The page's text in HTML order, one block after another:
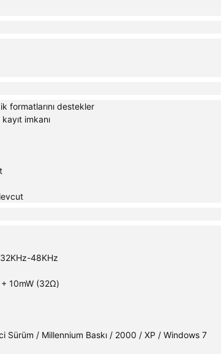
formatlarını destekler
imkanı
48KHz
10mW (32Ω)
Sürüm / Millennium Baskı / 2000 / XP / Windows 7